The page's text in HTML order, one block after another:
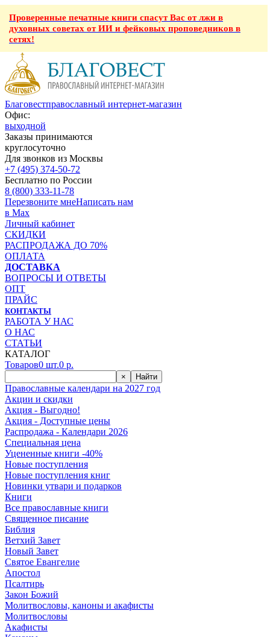
Проверенные печатные книги спасут Вас от лжи в
духовных советах от ИИ и фейковых проповедников в
сетях!
Благовестправославный интернет-магазин
Офис:
выходной
Заказы принимаются
круглосуточно
Для звонков из Москвы
+7 (495) 374-50-72
Бесплатно по России
8 (800) 333-11-78
Перезвоните мнеНаписать нам
в Max
Личный кабинет
СКИДКИ
РАСПРОДАЖА ДО 70%
ОПЛАТА
ДОСТАВКА
ВОПРОСЫ И ОТВЕТЫ
ОПТ
ПРАЙС
КОНТАКТЫ
РАБОТА У НАС
О НАС
СТАТЬИ
КАТАЛОГ
Товаров0 шт.0 р.
× Найти
Православные календари на 2027 год
Акции и скидки
Акция - Выгодно!
Акция - Доступные цены
Распродажа - Календари 2026
Специальная цена
Уцененные книги -40%
Новые поступления
Новые поступления книг
Новинки утвари и подарков
Книги
Все православные книги
Священное писание
Библия
Ветхий Завет
Новый Завет
Святое Евангелие
Апостол
Псалтирь
Закон Божий
Молитвословы, каноны и акафисты
Молитвословы
Акафисты